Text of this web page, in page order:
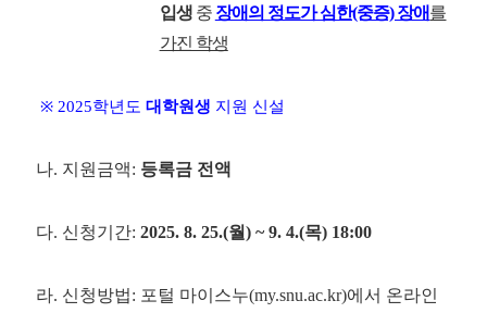
입생중 장애의 정도가 심한(중증) 장애를
가진 학생
※ 2025학년도 대학원생 지원 신설
나. 지원금액: 등록금 전액
다. 신청기간: 2025. 8. 25.(월) ~ 9. 4.(목) 18:00
라. 신청방법: 포털 마이스누(my.snu.ac.kr)에서 온라인